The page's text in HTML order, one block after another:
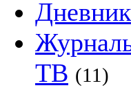
Дневник
ТВ (11)